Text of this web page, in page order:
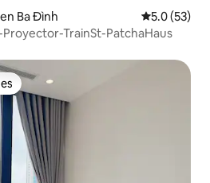
Ba Đình Calificación
5.0 (53)
TrainSt-PatchaHaus